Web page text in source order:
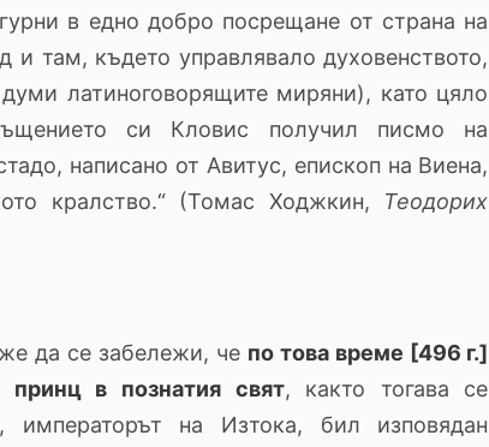
в едно добро посрещане от страна на
и там, където управлявало духовенството,
латиноговорящите миряни), като цяло
си Кловис получил писмо на
написано от Авитус, епископ на Виена,
кралство.“ (Томас Ходжкин, Теодорих
да се забележи, че по това време [496 г.]
принц в познатия свят, както тогава се
императорът на Изтока, бил изповядан